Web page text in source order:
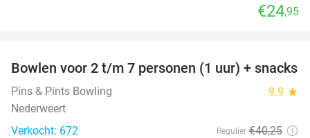
€24,95
52%
Bowlen voor 2 t/m 7 personen (1 uur) + snacks
Pins & Pints Bowling 9.9 star
Nederweert
Verkocht: 672
Regulier €40,25